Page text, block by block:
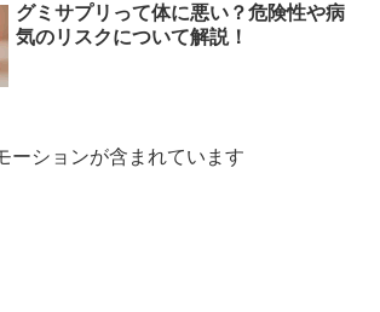
グミサプリって体に悪い？危険性や病
気のリスクについて解説！
ーションが含まれています